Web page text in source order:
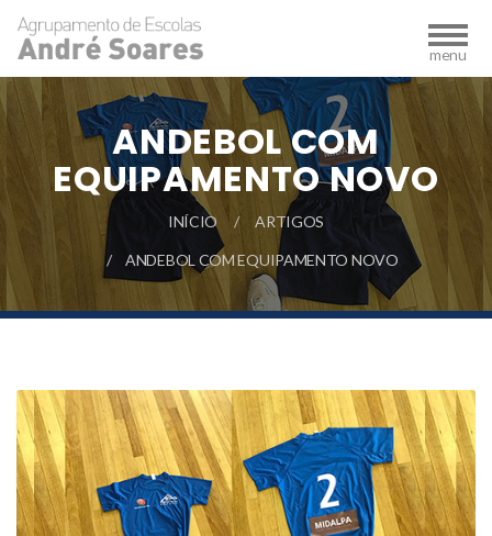
ANDEBOL COM
EQUIPAMENTO NOVO
INÍCIO ARTIGOS
ANDEBOL COM EQUIPAMENTO NOVO